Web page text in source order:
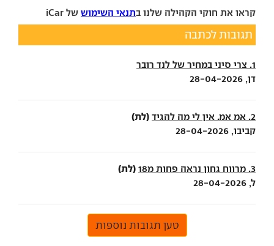
קראו את חוקי הקהילה שלנו בתנאי השימוש של iCar
תגובות לכתבה
1. צרי סיני במחיר של לנד רובר
דן, 28-04-2026
2. אמ אמ. אין לי מה להגיד (לת)
קביבו, 28-04-2026
3. מרווח גחון נראה פחות מ18 (לת)
ל, 28-04-2026
טען תגובות נוספות